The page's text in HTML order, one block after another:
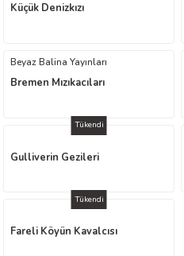
Küçük Denizkızı
Beyaz Balina Yayınları
Bremen Mızıkacıları
Tükendi
Gulliverin Gezileri
Tükendi
Fareli Köyün Kavalcısı